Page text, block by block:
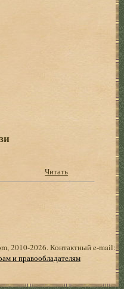
Читать
2010-2026. Контактный e-mail:
и правообладателям